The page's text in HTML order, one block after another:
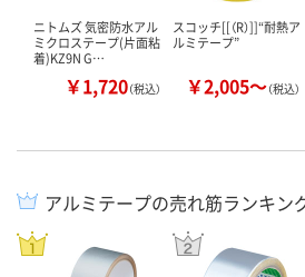
ニトムズ 気密防水アル
ミクロステープ(片面粘
着)KZ9N G…
￥1,720（税込）
スコッチ[[（R）]]“耐熱ア
ルミテープ”
￥2,005～（税込）
アルミテープの売れ筋ランキン